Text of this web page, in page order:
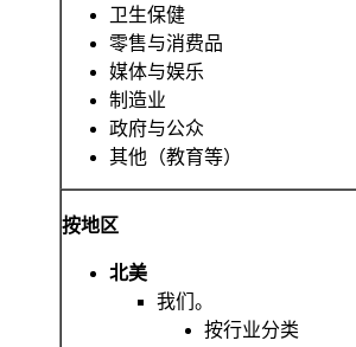
卫生保健
零售与消费品
媒体与娱乐
制造业
政府与公众
其他（教育等）
按地区
北美
我们。
按行业分类